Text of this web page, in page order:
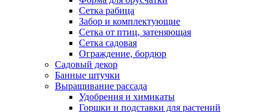
Сетка рабица
Забор и комплектующие
Сетка от птиц, затеняющая
Сетка садовая
Ограждение, бордюр
Садовый декор
Банные штучки
Выращивание рассада
Удобрения и химикаты
Горшки и подставки для растений